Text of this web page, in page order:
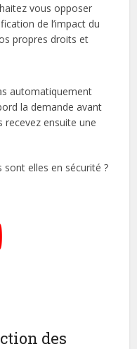
vous opposer
de l’impact du
propres droits et
automatiquement
la demande avant
recevez ensuite une
des